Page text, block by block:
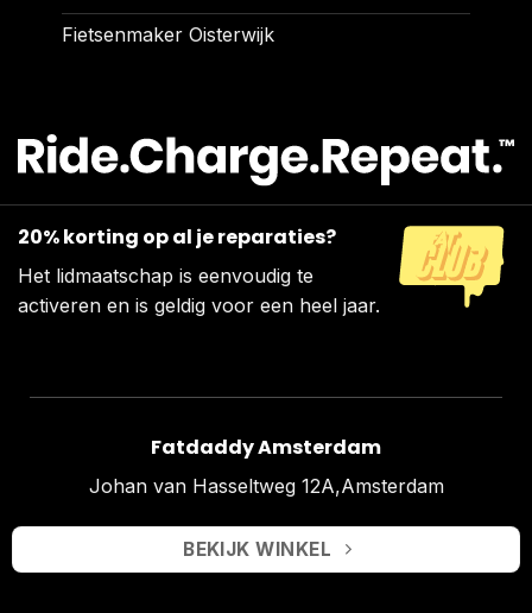
Fietsenmaker Oisterwijk
20% korting op al je reparaties?
Het lidmaatschap is eenvoudig te
activeren en is geldig voor een heel jaar.
Fatdaddy Amsterdam
Johan van Hasseltweg 12A,Amsterdam
BEKIJK WINKEL